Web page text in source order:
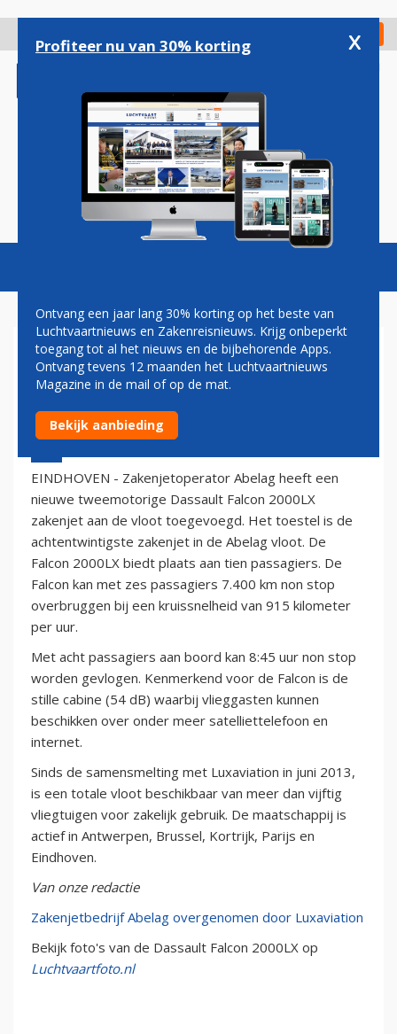
gaan
Check in
Magazine Podcasts Vacatures
NIEUWE DASSAULT ZAKENJET
VOOR ABELAG
31 augustus 2013 - 16:12
EINDHOVEN - Zakenjetoperator Abelag heeft een
nieuwe tweemotorige Dassault Falcon 2000LX
zakenjet aan de vloot toegevoegd. Het toestel is de
achtentwintigste zakenjet in de Abelag vloot. De
Falcon 2000LX biedt plaats aan tien passagiers. De
Falcon kan met zes passagiers 7.400 km non stop
overbruggen bij een kruissnelheid van 915 kilometer
per uur.
Met acht passagiers aan boord kan 8:45 uur non stop
worden gevlogen. Kenmerkend voor de Falcon is de
stille cabine (54 dB) waarbij vlieggasten kunnen
beschikken over onder meer satelliettelefoon en
internet.
Sinds de samensmelting met Luxaviation in juni 2013,
is een totale vloot beschikbaar van meer dan vijftig
vliegtuigen voor zakelijk gebruik. De maatschappij is
actief in Antwerpen, Brussel, Kortrijk, Parijs en
Eindhoven.
Van onze redactie
Zakenjetbedrijf Abelag overgenomen door Luxaviation
Bekijk foto's van de Dassault Falcon 2000LX op
Luchtvaartfoto.nl
Profiteer nu van 30% korting x
Ontvang een jaar lang 30% korting op het beste van
Luchtvaartnieuws en Zakenreisnieuws. Krijg onbeperkt
toegang tot al het nieuws en de bijbehorende Apps.
Ontvang tevens 12 maanden het Luchtvaartnieuws
Magazine in de mail of op de mat.
Bekijk aanbieding